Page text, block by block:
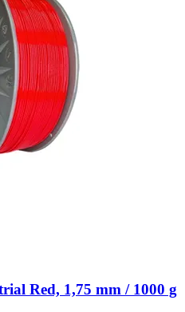
Red, 1,75 mm / 1000 g